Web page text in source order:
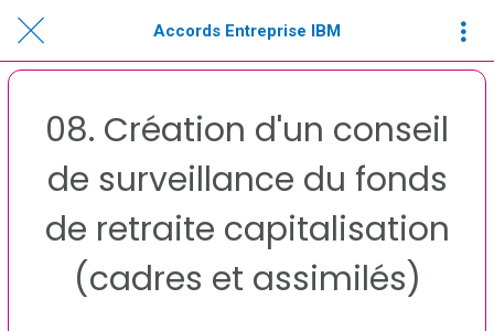
Accords Entreprise IBM
08. Création d'un conseil
de surveillance du fonds
de retraite capitalisation
(cadres et assimilés)